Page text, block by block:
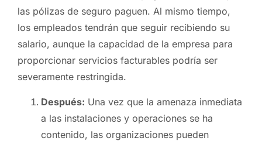
las pólizas de seguro paguen. Al mismo tiempo,
los empleados tendrán que seguir recibiendo su
salario, aunque la capacidad de la empresa para
proporcionar servicios facturables podría ser
severamente restringida.
Después: Una vez que la amenaza inmediata
a las instalaciones y operaciones se ha
contenido, las organizaciones pueden